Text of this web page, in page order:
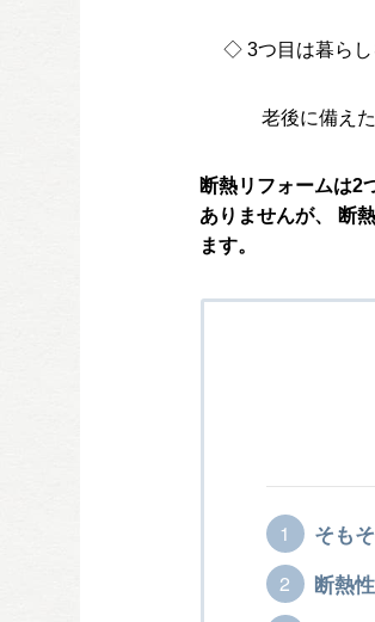
◇ 3つ目は暮らし
老後に備えたバ
断熱リフォームは2
ありませんが、 断
ます。
そも
断熱